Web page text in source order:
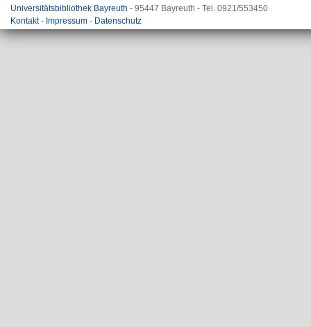
Universitätsbibliothek Bayreuth - 95447 Bayreuth - Tel. 0921/553450
Kontakt- Impressum - Datenschutz